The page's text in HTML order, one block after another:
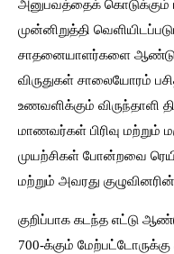
அனுபவத்தைக் கொடுக்கும்
முன்னிறுத்தி
சாதனையாளர்களை
விருதுகள் சாலையோரம்
உணவளிக்கும் விருந்தாளி
மாணவர்கள் பிரிவு மற்றும்
முயற்சிகள் போன்றவை
மற்றும் அவரது
குறிப்பாக கடந்த எட்டு
700-க்கும்